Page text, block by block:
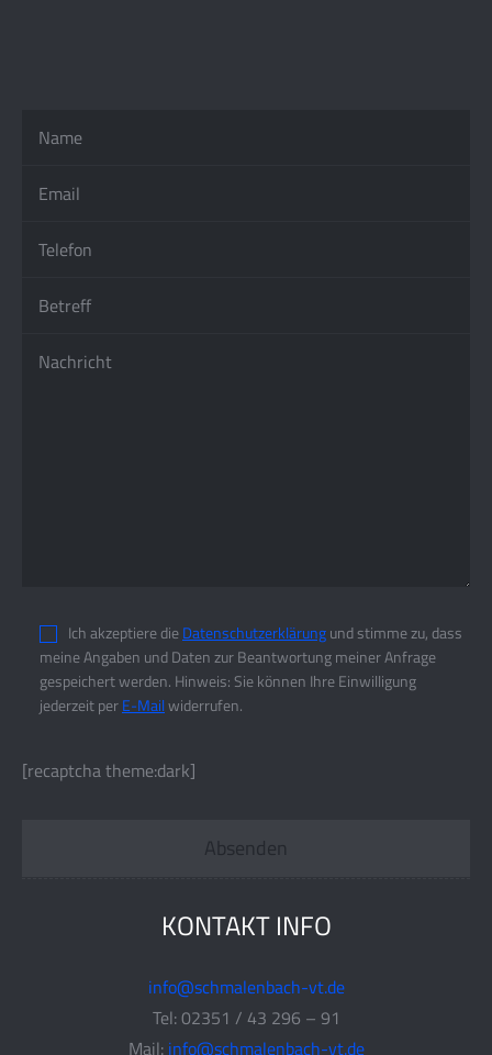
Ich akzeptiere dieDatenschutzerklärungund stimme zu, dass
meine Angaben und Daten zur Beantwortung meiner Anfrage
gespeichert werden. Hinweis: Sie können Ihre Einwilligung
jederzeit perE-Mailwiderrufen.
[recaptcha theme:dark]
KONTAKT INFO
info@schmalenbach-vt.de
Tel: 02351 / 43 296 – 91
Mail: info@schmalenbach-vt.de